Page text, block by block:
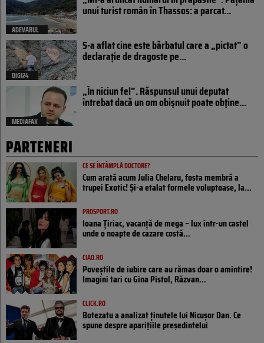
ADEVARUL
unui turist român în Thassos: a parcat...
DIGI24
S-a aflat cine este bărbatul care a „pictat” o
declarație de dragoste pe...
MEDIAFAX
„În niciun fel”. Răspunsul unui deputat
întrebat dacă un om obișnuit poate obține...
PARTENERI
CE SE ÎNTÂMPLĂ DOCTORE?
Cum arată acum Julia Chelaru, fosta membră a
trupei Exotic! Și-a etalat formele voluptoase, la...
PROSPORT.RO
Ioana Țiriac, vacanță de mega – lux într-un castel
unde o noapte de cazare costă...
CIAO.RO
Poveştile de iubire care au rămas doar o amintire!
Imagini tari cu Gina Pistol, Răzvan...
CLICK.RO
Botezatu a analizat ținutele lui Nicușor Dan. Ce
spune despre aparițiile președintelui